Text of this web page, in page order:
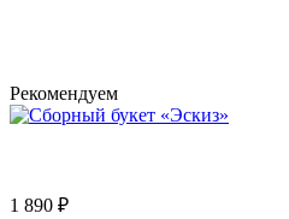
Рекомендуем
1 890 ₽